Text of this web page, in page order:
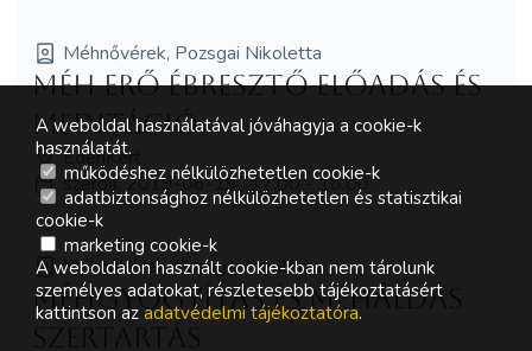
Méhnővérek, Pozsgai Nikoletta
Méh Erő Ébresztő előadás és
meditáció
ÉdenKert
szerda, 2019-06-19., 17:00 - 18:00
Méhnővérek, Pozsgai Nikoletta
Méhgyógyítás és MéhÁldás
A weboldal használatával jóváhagyja a cookie-k
használatát.
működéshez nélkülözhetetlen cookie-k
adatbiztonsághoz nélkülözhetetlen és statisztikai
cookie-k
marketing cookie-k
A weboldalon használt cookie-kban nem tárolunk
személyes adatokat, részletesebb tájékoztatásért
kattintson az adatvédelmi tájékoztatóra.